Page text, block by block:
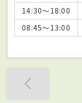
14:30～18:00
08:45～13:00